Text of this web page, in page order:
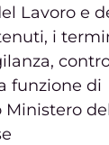
Lavoro e
i
funzione di
Ministero del